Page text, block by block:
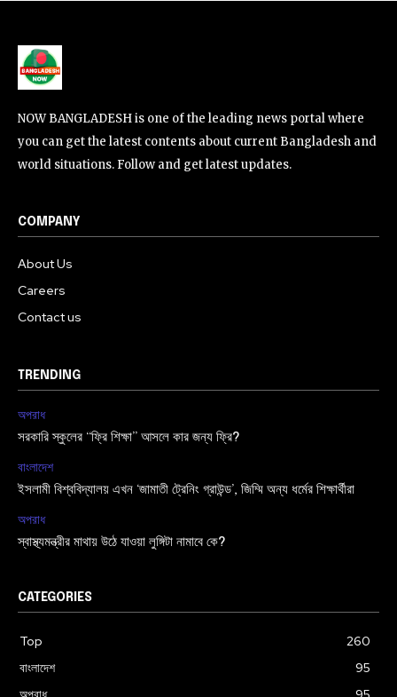
NOW BANGLADESH is one of the leading news portal where
you can get the latest contents about current Bangladesh and
world situations. Follow and get latest updates.
COMPANY
About Us
Careers
Contact us
TRENDING
অপরাধ
সরকারি স্কুলের “ফ্রি শিক্ষা” আসলে কার জন্য ফ্রি?
বাংলাদেশ
ইসলামী বিশ্ববিদ্যালয় এখন ‘জামাতী ট্রেনিং গ্রাউন্ড’, জিম্মি অন্য ধর্মের শিক্ষার্থীরা
অপরাধ
স্বাস্থ্যমন্ত্রীর মাথায় উঠে যাওয়া লুঙ্গিটা নামাবে কে?
CATEGORIES
Top
260
বাংলাদেশ
95